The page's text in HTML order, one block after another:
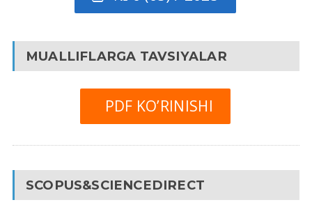
MUALLIFLARGA TAVSIYALAR
PDF KO’RINISHI
SCOPUS&SCIENCEDIRECT